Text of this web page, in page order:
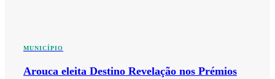
MUNICÍPIO
Arouca eleita Destino Revelação nos Prémios